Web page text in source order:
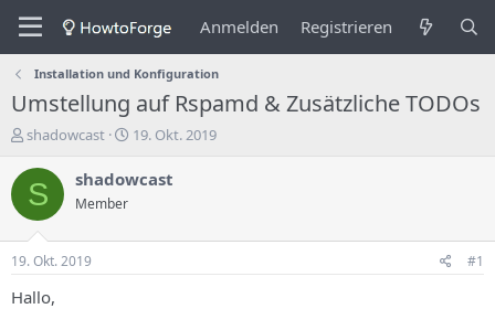
Anmelden Registrieren
Installation und Konfiguration
Umstellung auf Rspamd & Zusätzliche TODOs
E
s
t
e
e
r
shadowcast
E
s
19. Okt. 2019
S shadowcast
Member
19. Okt. 2019 #1
Hallo,